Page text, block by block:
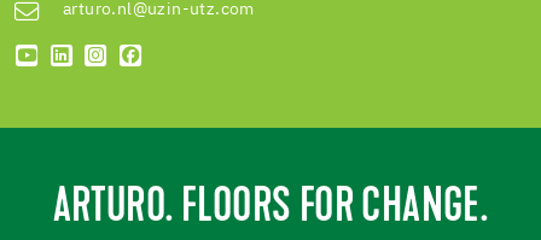
arturo.nl@uzin-utz.com
ARTURO. FLOORS FOR CHANGE.